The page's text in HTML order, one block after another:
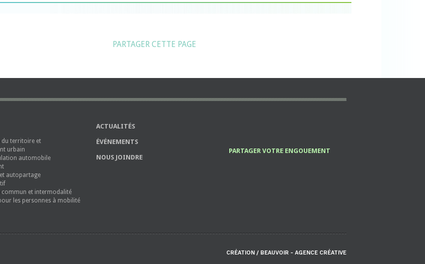
PARTAGER CETTE PAGE
territoire et
urbain
automobile
autopartage
et intermodalité
les personnes à mobilité
ACTUALITÉS
ÉVÉNEMENTS
NOUS JOINDRE
PARTAGER VOTRE ENGOUEMENT
CRÉATION / BEAUVOIR - AGENCE CRÉATIVE